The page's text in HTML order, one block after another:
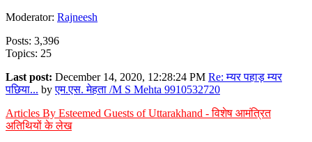
Moderator: Rajneesh
Posts: 3,396
Topics: 25
Last post: December 14, 2020, 12:28:24 PM Re: म्यर पहाड़ म्यर
पछिया... byएम.एस. मेहता /M S Mehta 9910532720
Articles By Esteemed Guests of Uttarakhand - विशेष आमंत्रित
अतिथियों के लेख